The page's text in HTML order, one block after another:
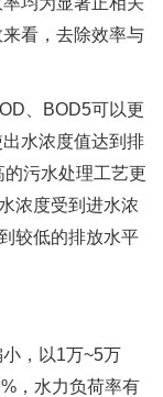
看，去除效率与
、BOD5可以更
水浓度值达到排
污水处理工艺更
浓度受到进水浓
较低的排放水平
，以1万~5万
，水力负荷率有